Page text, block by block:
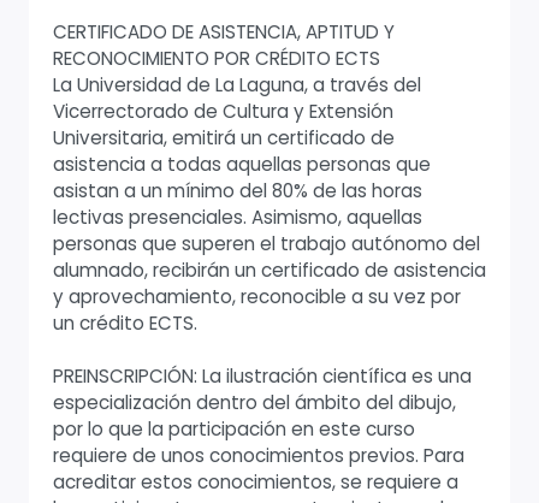
CERTIFICADO DE ASISTENCIA, APTITUD Y
RECONOCIMIENTO POR CRÉDITO ECTS
La Universidad de La Laguna, a través del
Vicerrectorado de Cultura y Extensión
Universitaria, emitirá un certificado de
asistencia a todas aquellas personas que
asistan a un mínimo del 80% de las horas
lectivas presenciales. Asimismo, aquellas
personas que superen el trabajo autónomo del
alumnado, recibirán un certificado de asistencia
y aprovechamiento, reconocible a su vez por
un crédito ECTS.
PREINSCRIPCIÓN: La ilustración científica es una
especialización dentro del ámbito del dibujo,
por lo que la participación en este curso
requiere de unos conocimientos previos. Para
acreditar estos conocimientos, se requiere a